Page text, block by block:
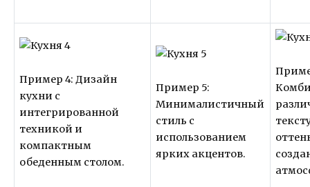
Пример 4: Дизайн
кухни с
интегрированной
техникой и
компактным
обеденным столом.
Пример 5:
Минималистичный
стиль с
использованием
ярких акцентов.